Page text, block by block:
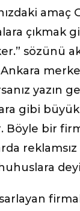
çıkmak
sözünü
Ankara
yazın
gibi
bir